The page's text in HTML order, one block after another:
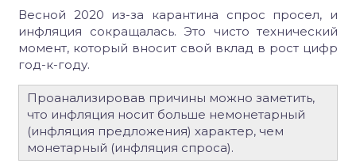
Весной 2020 из-за карантина спрос просел, и
инфляция сокращалась. Это чисто технический
момент, который вносит свой вклад в рост цифр
год-к-году.
Проанализировав причины можно заметить,
что инфляция носит больше немонетарный
(инфляция предложения) характер, чем
монетарный (инфляция спроса).